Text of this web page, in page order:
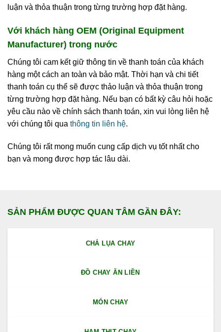
luận và thỏa thuận trong từng trường hợp đặt hàng.
Với khách hàng OEM (Original Equipment
Manufacturer) trong nước
Chúng tôi cam kết giữ thông tin về thanh toán của khách
hàng một cách an toàn và bảo mật. Thời hạn và chi tiết
thanh toán cụ thể sẽ được thảo luận và thỏa thuận trong
từng trường hợp đặt hàng. Nếu bạn có bất kỳ câu hỏi hoặc
yêu cầu nào về chính sách thanh toán, xin vui lòng liên hệ
với chúng tôi qua thông tin liên hệ.
Chúng tôi rất mong muốn cung cấp dịch vụ tốt nhất cho
bạn và mong được hợp tác lâu dài.
SẢN PHẨM ĐƯỢC QUAN TÂM GẦN ĐÂY:
CHẢ LỤA CHAY
ĐỒ CHAY ĂN LIỀN
MÓN CHAY